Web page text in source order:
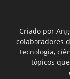
Criado por
colaboradores
tecnologia,
tópicos